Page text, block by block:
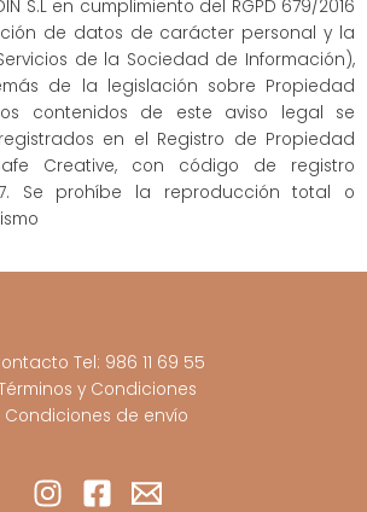
S.L en cumplimiento del RGPD 679/2016
de datos de carácter personal y la
de la Sociedad de Información),
de la legislación sobre Propiedad
contenidos de este aviso legal se
en el Registro de Propiedad
Creative, con código de registro
Se prohíbe la reproducción total o
Tel: 986 11 69 55
y Condiciones
Condiciones de envío